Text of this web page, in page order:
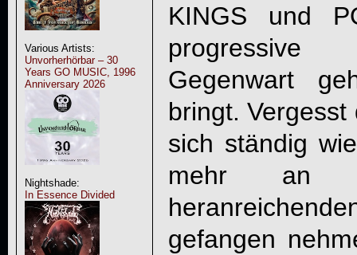
Various Artists:
Unvorherhörbar – 30
Years GO MUSIC, 1996
Anniversary 2026
Nightshade:
In Essence Divided
KINGS und
Gegenwart
bringt.
sich ständig
mehr an
gefangen